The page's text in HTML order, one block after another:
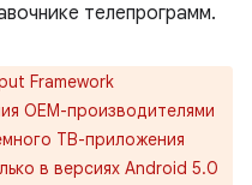
телепрограмм.
Framework
OEM-производителями
ТВ-приложения
в версиях Android 5.0